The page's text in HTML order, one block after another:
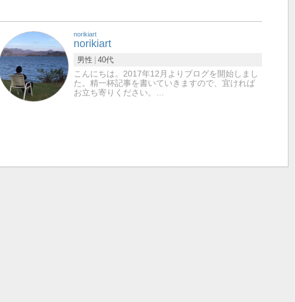
norikiart
norikiart
男性
40代
こんにちは。2017年12月よりブログを開始しまし
た。精一杯記事を書いていきますので、宜ければ
お立ち寄りください。…